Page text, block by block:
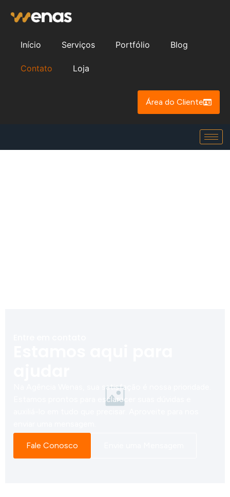
Início Serviços Portfólio Blog
Contato Loja
Área do Cliente
Na Agência Wenas, sua satisfação é nossa prioridade.
Estamos prontos para esclarecer suas dúvidas e
Fale Conosco